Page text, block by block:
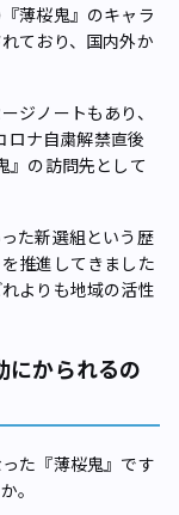
薄桜鬼』のキャラ
ており、国内外か
ジノートもあり、
ロナ自粛解禁直後
』の訪問先として
た新選組という歴
推進してきました
よりも地域の活性
にかられるの
た『薄桜鬼』です
。